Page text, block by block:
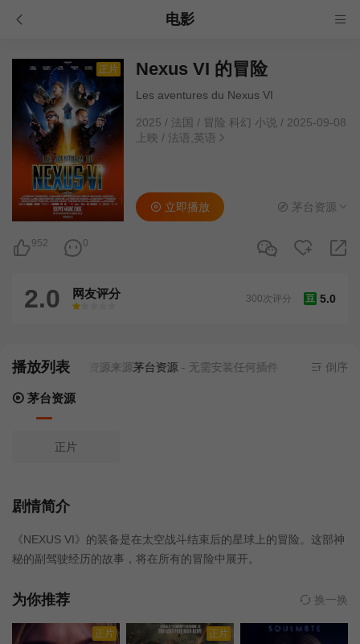
电影
正片 Nexus VI 的冒险
Les aventures du Nexus VI
2025 / 法国 / 冒险 科幻 小说 / 2025-09-08
上映 / 法语,英语
952 0
立即播放 茅台资源
2.0 网友评分
很差
较差还行推荐
力荐
豆 5.0
300次评分
播放列表当前资源来源茅台资源- 无需安装任何插件 倒序
茅台资源
正片
剧情简介
《NEXUS VI》的装备是在太空战斗结束后的星球上的冒险。这部神
秘的副驾驶经历的故事，将在所有的冒险中展开。
为你推荐 换一换
正片 正片